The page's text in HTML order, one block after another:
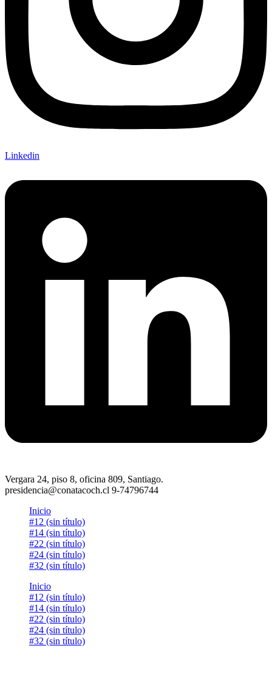
Linkedin
Vergara 24, piso 8, oficina 809, Santiago.
presidencia@conatacoch.cl 9-74796744
Inicio
#12 (sin título)
#14 (sin título)
#22 (sin título)
#24 (sin título)
#32 (sin título)
Inicio
#12 (sin título)
#14 (sin título)
#22 (sin título)
#24 (sin título)
#32 (sin título)